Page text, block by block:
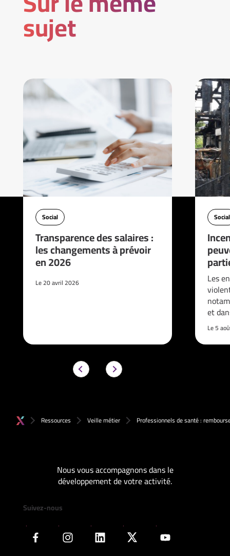
sujet
Social
Transparence des salaires :
les changements à prévoir
en 2026
Le 20 avril 2026
Social
Les
et
Le 5
Ressources Veille métier Professionnels de santé :
Nous vous accompagnons dans le
développement de votre activité.
Suivez-nous